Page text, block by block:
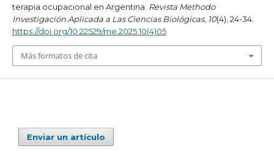
terapia ocupacional en Argentina. Revista Methodo
Investigación Aplicada a Las Ciencias Biológicas, 10(4), 24-34.
https://doi.org/10.22529/me.2025.10(4)05
Más formatos de cita
Enviar un artículo